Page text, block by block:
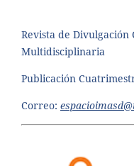
Revista de
Multidisciplinaria
Publicación
Correo: